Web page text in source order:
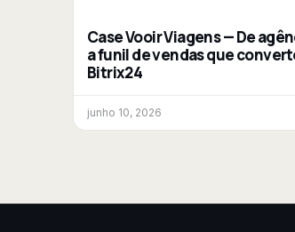
Case Vooir Viagens — De
a funil de vendas que
Bitrix24
junho 10, 2026